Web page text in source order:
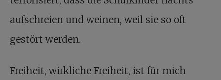
aufschreien und weinen, weil sie so oft
gestört werden.
Freiheit, wirkliche Freiheit, ist für mich